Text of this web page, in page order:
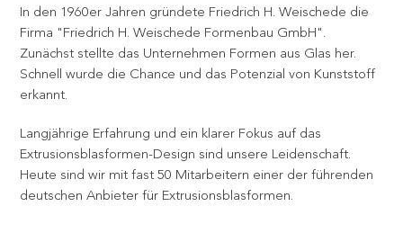
In den 1960er Jahren gründete Friedrich H. Weischede die
Firma "Friedrich H. Weischede Formenbau GmbH".
Zunächst stellte das Unternehmen Formen aus Glas her.
Schnell wurde die Chance und das Potenzial von Kunststoff
erkannt.
Langjährige Erfahrung und ein klarer Fokus auf das
Extrusionsblasformen-Design sind unsere Leidenschaft.
Heute sind wir mit fast 50 Mitarbeitern einer der führenden
deutschen Anbieter für Extrusionsblasformen.